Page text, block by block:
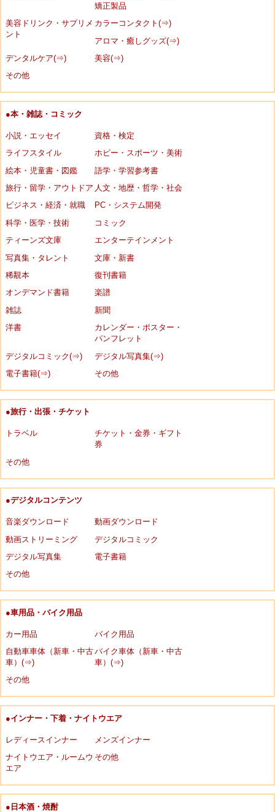
矯正製品
美容ドリンク・サプリメ
ント
カラーコンタクト(⇒)
アロマ・癒しグッズ(⇒)
デンタルケア(⇒)
美容(⇒)
その他
●本・雑誌・コミック
小説・エッセイ
資格・検定
ライフスタイル
ホビー・スポーツ・美術
絵本・児童書・図鑑
語学・学習参考書
旅行・留学・アウトドア 人文・地歴・哲学・社会
ビジネス・経済・就職
PC・システム開発
科学・医学・技術
コミック
ティーンズ文庫
エンターテインメント
写真集・タレント
文庫・新書
稀覯本
復刊書籍
オンデマンド書籍
楽譜
雑誌
新聞
洋書
カレンダー・ポスター・
パンフレット
デジタルコミック(⇒)
デジタル写真集(⇒)
電子書籍(⇒)
その他
●旅行・出張・チケット
トラベル
チケット・金券・ギフト
券
その他
●デジタルコンテンツ
音楽ダウンロード
動画ダウンロード
動画ストリーミング
デジタルコミック
デジタル写真集
電子書籍
その他
●車用品・バイク用品
カー用品
バイク用品
自動車車体（新車・中古
車）(⇒)
バイク車体（新車・中古
車）(⇒)
その他
●インナー・下着・ナイトウエア
レディースインナー
メンズインナー
ナイトウエア・ルームウ
エア
その他
●日本酒・焼酎